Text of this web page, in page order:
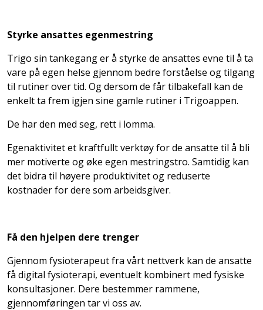
Styrke ansattes egenmestring
Trigo sin tankegang er å styrke de ansattes evne til å ta
vare på egen helse gjennom bedre forståelse og tilgang
til rutiner over tid. Og dersom de får tilbakefall kan de
enkelt ta frem igjen sine gamle rutiner i Trigoappen.
De har den med seg, rett i lomma.
Egenaktivitet et kraftfullt verktøy for de ansatte til å bli
mer motiverte og øke egen mestringstro. Samtidig kan
det bidra til høyere produktivitet og reduserte
kostnader for dere som arbeidsgiver.
Få den hjelpen dere trenger
Gjennom fysioterapeut fra vårt nettverk kan de ansatte
få digital fysioterapi, eventuelt kombinert med fysiske
konsultasjoner. Dere bestemmer rammene,
gjennomføringen tar vi oss av.